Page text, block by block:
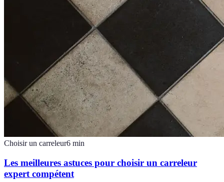
Choisir un carreleur6 min
Les meilleures astuces pour choisir un carreleur
expert compétent